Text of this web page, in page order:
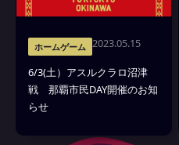
ホームゲーム 2023.05.15
6/3(土）アスルクラロ沼津
戦 那覇市民DAY開催のお知
らせ